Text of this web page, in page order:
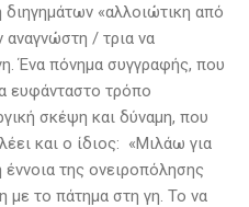
«αλλοιώτικη από
αναγνώστη / τρια να
Ένα πόνημα συγγραφής, που
ευφάνταστο τρόπο
σκέψη και δύναμη, που
και ο ίδιος: «Μιλάω για
της ονειροπόλησης
με το πάτημα στη γη. Το να